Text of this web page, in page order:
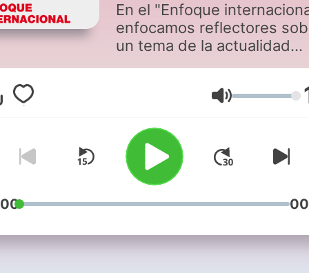
En el "Enfoque
enfocamos reflectores
un tema de la actualidad
expertos y actores del
Volumen